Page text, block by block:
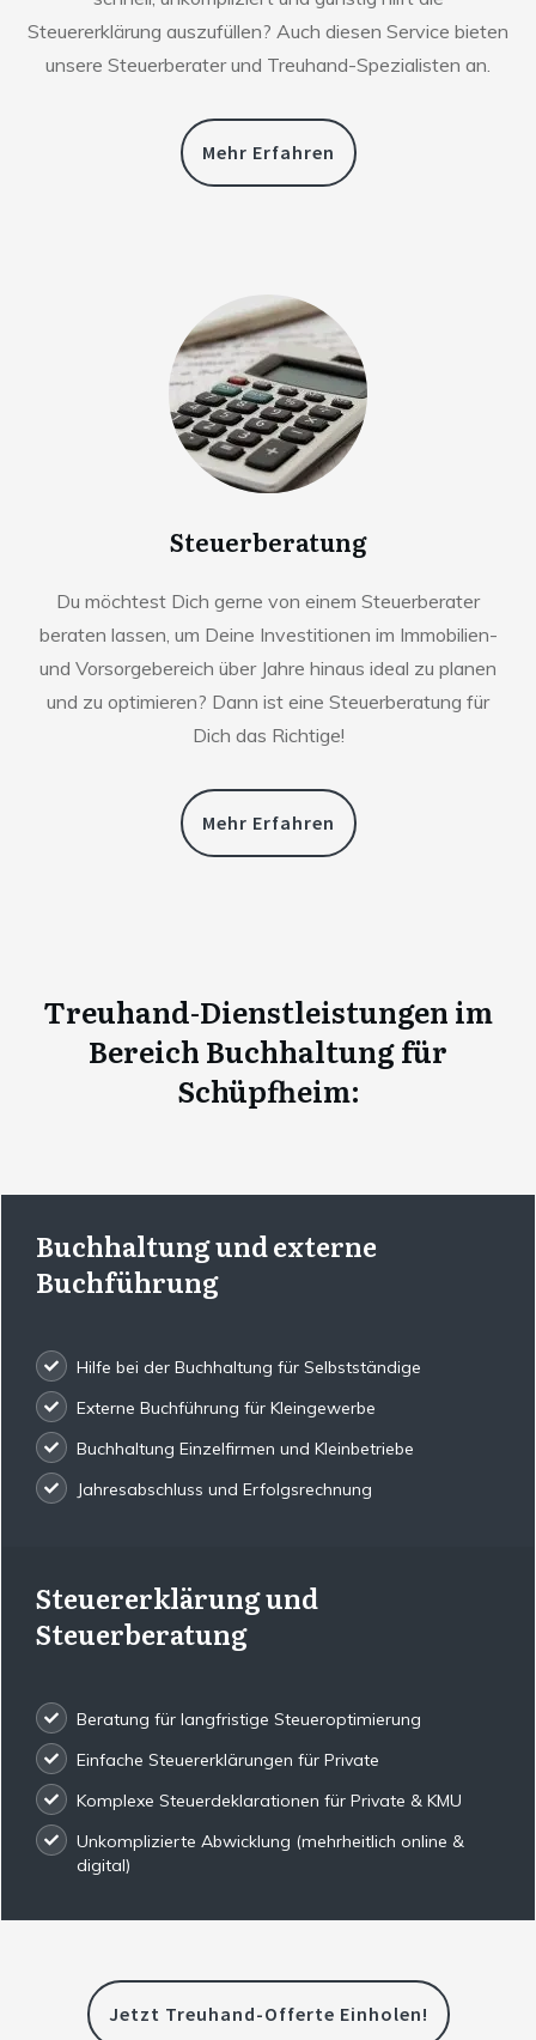
Steuererklärung auszufüllen? Auch diesen Service bieten
unsere Steuerberater und Treuhand-Spezialisten an.
Mehr Erfahren
Steuerberatung
Du möchtest Dich gerne von einem Steuerberater
beraten lassen, um Deine Investitionen im Immobilien-
und Vorsorgebereich über Jahre hinaus ideal zu planen
und zu optimieren? Dann ist eine Steuerberatung für
Dich das Richtige!
Mehr Erfahren
Treuhand-Dienstleistungen im
Bereich Buchhaltung für
Schüpfheim:
Buchhaltung und externe
Buchführung
Hilfe bei der Buchhaltung für Selbstständige
Externe Buchführung für Kleingewerbe
Buchhaltung Einzelfirmen und Kleinbetriebe
Jahresabschluss und Erfolgsrechnung
Steuererklärung und
Steuerberatung
Beratung für langfristige Steueroptimierung
Einfache Steuererklärungen für Private
Komplexe Steuerdeklarationen für Private & KMU
Unkomplizierte Abwicklung (mehrheitlich online &
digital)
Jetzt Treuhand-Offerte Einholen!